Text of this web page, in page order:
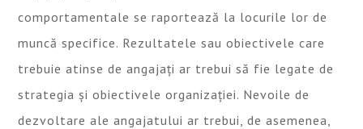
comportamentale se raportează la locurile lor de
muncă specifice. Rezultatele sau obiectivele care
trebuie atinse de angajați ar trebui să fie legate de
strategia și obiectivele organizației. Nevoile de
dezvoltare ale angajatului ar trebui, de asemenea,